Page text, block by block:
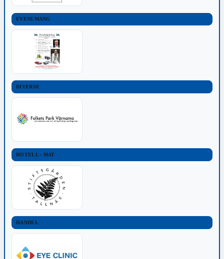
EVENEMANG
DIVERSE
HOTELL - MAT
HANDEL